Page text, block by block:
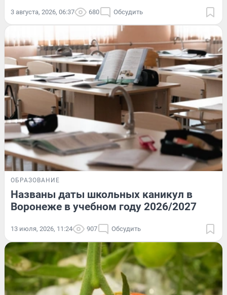
3 августа, 2026, 06:37 680 Обсудить
ОБРАЗОВАНИЕ
Названы даты школьных каникул в
Воронеже в учебном году 2026/2027
13 июля, 2026, 11:24 907 Обсудить